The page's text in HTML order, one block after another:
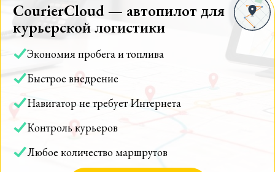
CourierCloud — автопилот для
курьерской логистики
Экономия пробега и топлива
Быстрое внедрение
Навигатор не требует Интернета
Контроль курьеров
Любое количество маршрутов